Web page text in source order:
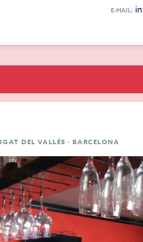
E-MAIL:
DEL VALLÈS · BARCELONA